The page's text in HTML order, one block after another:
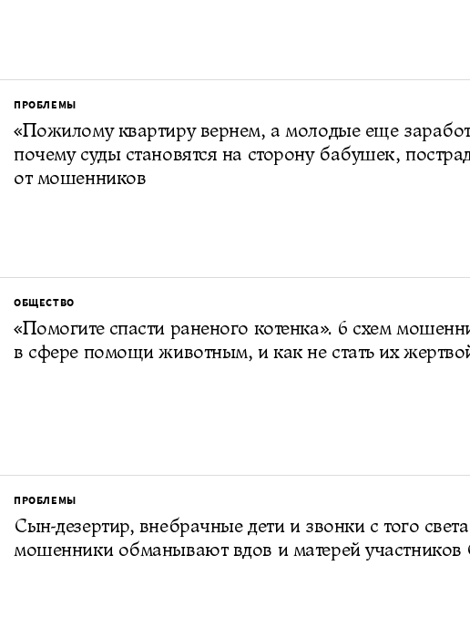
ПРОБЛЕМЫ
«Пожилому квартиру вернем, а молодые еще
почему суды становятся на сторону бабушек,
от мошенников
ОБЩЕСТВО
«Помогите спасти раненого котенка». 6 схем
в сфере помощи животным, и как не стать их
ПРОБЛЕМЫ
Сын-дезертир, внебрачные дети и звонки с того
мошенники обманывают вдов и матерей